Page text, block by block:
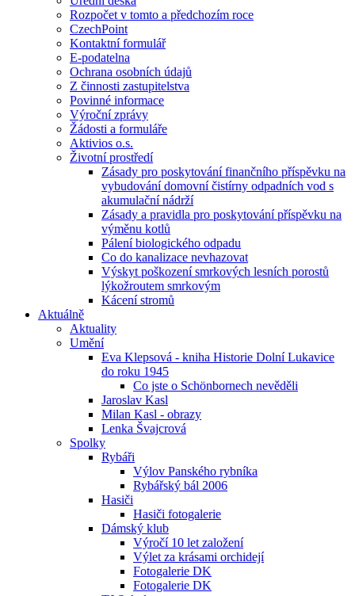
Rozpočet v tomto a předchozím roce
CzechPoint
Kontaktní formulář
E-podatelna
Ochrana osobních údajů
Z činnosti zastupitelstva
Povinné informace
Výroční zprávy
Žádosti a formuláře
Aktivios o.s.
Životní prostředí
Zásady pro poskytování finančního příspěvku na
vybudování domovní čistírny odpadních vod s
akumulační nádrží
Zásady a pravidla pro poskytování příspěvku na
výměnu kotlů
Pálení biologického odpadu
Co do kanalizace nevhazovat
Výskyt poškození smrkových lesních porostů
lýkožroutem smrkovým
Kácení stromů
Aktuálně
Aktuality
Umění
Eva Klepsová - kniha Historie Dolní Lukavice
do roku 1945
Co jste o Schönbornech nevěděli
Jaroslav Kasl
Milan Kasl - obrazy
Lenka Švajcrová
Spolky
Rybáři
Výlov Panského rybníka
Rybářský bál 2006
Hasiči
Hasiči fotogalerie
Dámský klub
Výročí 10 let založení
Výlet za krásami orchidejí
Fotogalerie DK
Fotogalerie DK